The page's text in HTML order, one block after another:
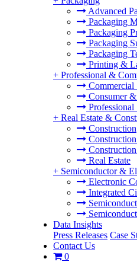
Advanced
Packaging
Packaging
Packaging
Packaging
Printing &
+ Professional &
Commercial
Consumer
Professional
+ Real Estate &
Construction
Real Estate
+ Semiconductor &
Electronic
Integrated
Data Insights
Press Releases Case
Contact Us
0